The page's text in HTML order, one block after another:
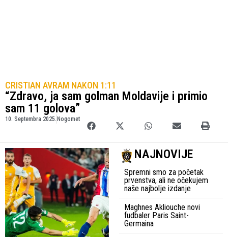
CRISTIAN AVRAM NAKON 1:11
“Zdravo, ja sam golman Moldavije i primio
sam 11 golova”
10. Septembra 2025. Nogomet
NAJNOVIJE
Spremni smo za početak
prvenstva, ali ne očekujem
naše najbolje izdanje
Maghnes Akliouche novi
fudbaler Paris Saint-
Germaina